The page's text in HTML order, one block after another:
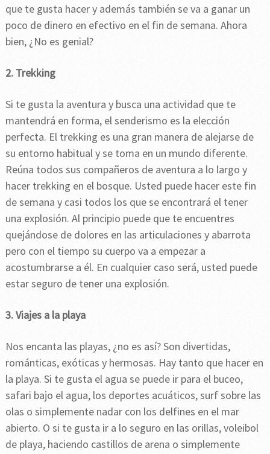
que te gusta hacer y además también se va a ganar un
poco de dinero en efectivo en el fin de semana. Ahora
bien, ¿No es genial?
2. Trekking
Si te gusta la aventura y busca una actividad que te
mantendrá en forma, el senderismo es la elección
perfecta. El trekking es una gran manera de alejarse de
su entorno habitual y se toma en un mundo diferente.
Reúna todos sus compañeros de aventura a lo largo y
hacer trekking en el bosque. Usted puede hacer este fin
de semana y casi todos los que se encontrará el tener
una explosión. Al principio puede que te encuentres
quejándose de dolores en las articulaciones y abarrota
pero con el tiempo su cuerpo va a empezar a
acostumbrarse a él. En cualquier caso será, usted puede
estar seguro de tener una explosión.
3. Viajes a la playa
Nos encanta las playas, ¿no es así? Son divertidas,
románticas, exóticas y hermosas. Hay tanto que hacer en
la playa. Si te gusta el agua se puede ir para el buceo,
safari bajo el agua, los deportes acuáticos, surf sobre las
olas o simplemente nadar con los delfines en el mar
abierto. O si te gusta ir a lo seguro en las orillas, voleibol
de playa, haciendo castillos de arena o simplemente